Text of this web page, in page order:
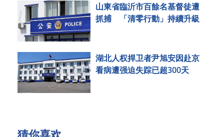
山東省臨沂市百餘名基督徒遭
抓捕 「清零行動」持續升級
湖北人权捍卫者尹旭安因赴京
看病遭强迫失踪已超300天